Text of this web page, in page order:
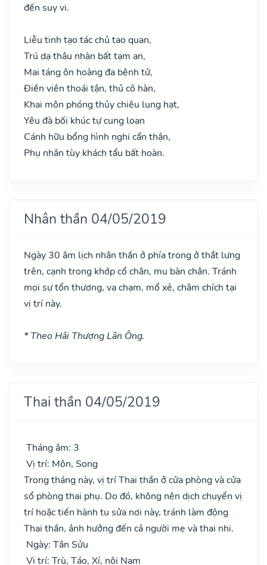
đến suy vi.
Liễu tinh tạo tác chủ tao quan,
Trú dạ thâu nhàn bất tạm an,
Mai táng ôn hoàng đa bệnh tử,
Điền viên thoái tận, thủ cô hàn,
Khai môn phóng thủy chiêu lung hạt,
Yêu đà bối khúc tự cung loan
Cánh hữu bổng hình nghi cẩn thận,
Phụ nhân tùy khách tẩu bất hoàn.
Nhân thần 04/05/2019
Ngày 30 âm lịch nhân thần ở phía trong ở thắt lưng
trên, cạnh trong khớp cổ chân, mu bàn chân. Tránh
mọi sự tổn thương, va chạm, mổ xẻ, châm chích tại
vị trí này.
* Theo Hải Thượng Lãn Ông.
Thai thần 04/05/2019
Tháng âm: 3
Vị trí: Môn, Song
Trong tháng này, vị trí Thai thần ở cửa phòng và cửa
sổ phòng thai phụ. Do đó, không nên dịch chuyển vị
trí hoặc tiến hành tu sửa nơi này, tránh làm động
Thai thần, ảnh hưởng đến cả người mẹ và thai nhi.
Ngày: Tân Sửu
Vị trí: Trù, Táo, Xí, nội Nam